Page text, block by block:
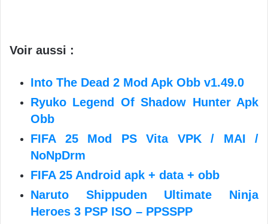
Voir aussi :
Into The Dead 2 Mod Apk Obb v1.49.0
Ryuko Legend Of Shadow Hunter Apk
Obb
FIFA 25 Mod PS Vita VPK / MAI /
NoNpDrm
FIFA 25 Android apk + data + obb
Naruto Shippuden Ultimate Ninja
Heroes 3 PSP ISO – PPSSPP